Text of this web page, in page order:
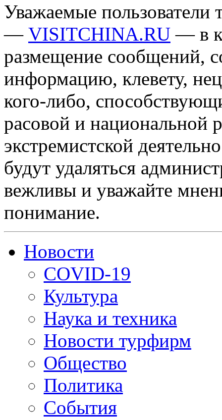
Уважаемые пользователи
— VISITCHINA.RU — в
размещение сообщений,
информацию, клевету,
кого-либо,
расовой и национальной
экстремистской
будут удаляться
вежливы и уважайте
понимание.
Новости
COVID-19
Культура
Наука и техника
Новости турфирм
Общество
Политика
События